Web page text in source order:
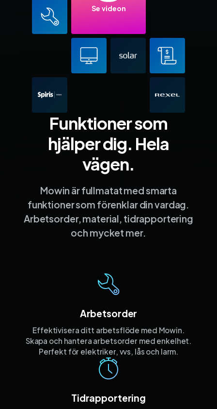
Se videon
Funktioner som
hjälper dig. Hela
vägen.
Mowin är fullmatat med smarta
funktioner som förenklar din vardag.
Arbetsorder, material, tidrapportering
och mycket mer.
Arbetsorder
Effektivisera ditt arbetsflöde med Mowin.
Skapa och hantera arbetsorder med enkelhet.
Perfekt för elektriker, vvs, lås och larm.
Tidrapportering